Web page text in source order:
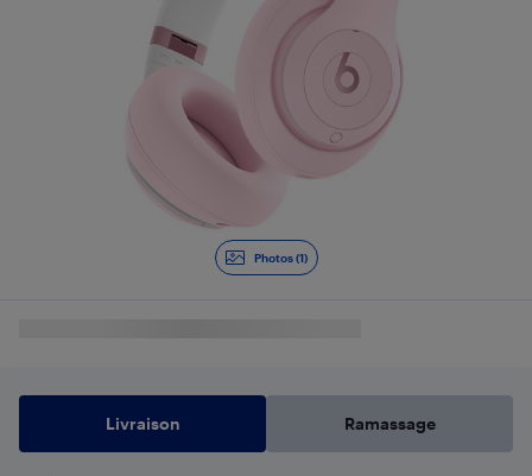
Photos (1)
Livraison Ramassage